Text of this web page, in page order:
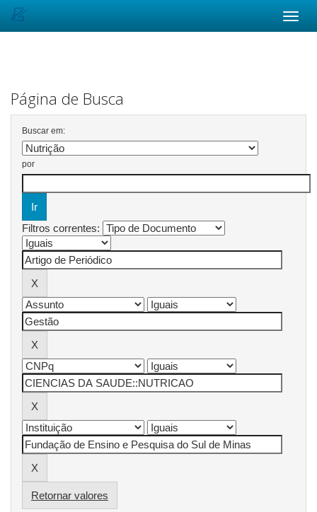
Página de Busca
Buscar em:
por
Filtros correntes:
Retornar valores